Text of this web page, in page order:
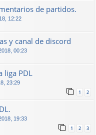
de partidos.
12:22
y canal de discord
00:23
liga PDL
23:29
1 2
19:33
1 2 3